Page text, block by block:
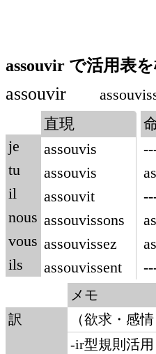
assouvir で活用表
assouvir
je
tu
il
nous
vous
ils
直現
assouvis
assouvis
assouvit
assouvissons
assouvissez
assouvissent
メモ
訳
（欲求・感
-ir型規則活用